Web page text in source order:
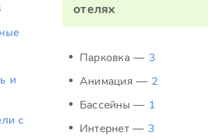
и
с
отелях
Парковка — 3
Анимация — 2
Бассейны — 1
Интернет — 3